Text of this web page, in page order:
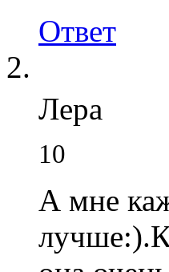
Ответ
Лера
10
А мне